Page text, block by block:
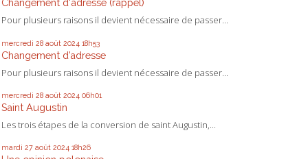
Changement d'adresse (rappel)
Pour plusieurs raisons il devient nécessaire de passer...
mercredi 28 août 2024 18h53
Changement d’adresse
Pour plusieurs raisons il devient nécessaire de passer...
mercredi 28 août 2024 06h01
Saint Augustin
Les trois étapes de la conversion de saint Augustin,...
mardi 27 août 2024 18h26